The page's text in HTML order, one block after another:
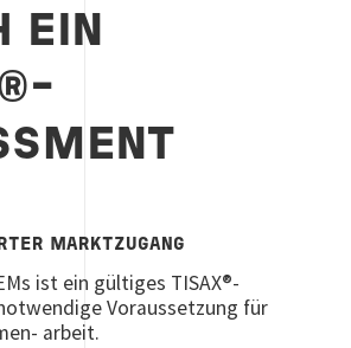
EIN
MARKTZUGANG
ist ein gültiges TISAX®-
Voraussetzung für
arbeit.